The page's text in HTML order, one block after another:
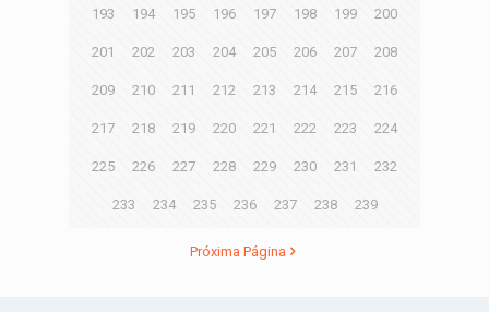
193 194 195 196 197 198 199 200
201 202 203 204 205 206 207 208
209 210 211 212 213 214 215 216
217 218 219 220 221 222 223 224
225 226 227 228 229 230 231 232
233 234 235 236 237 238 239
Próxima Página